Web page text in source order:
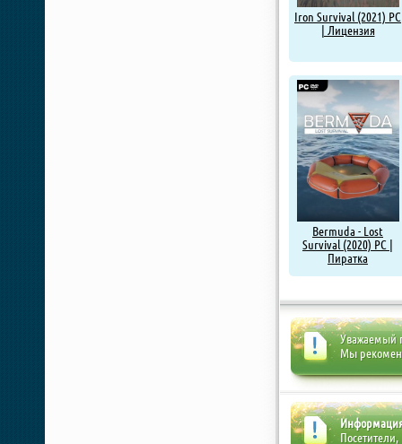
Iron Survival (2021) PC
| Лицензия
Bermuda - Lost
Survival (2020) PC |
Пиратка
Уважаемый
Мы